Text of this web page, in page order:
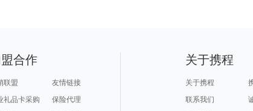
合作
联盟
友情链接
礼品卡采购
保险代理
关于携程
关于携程
联系我们